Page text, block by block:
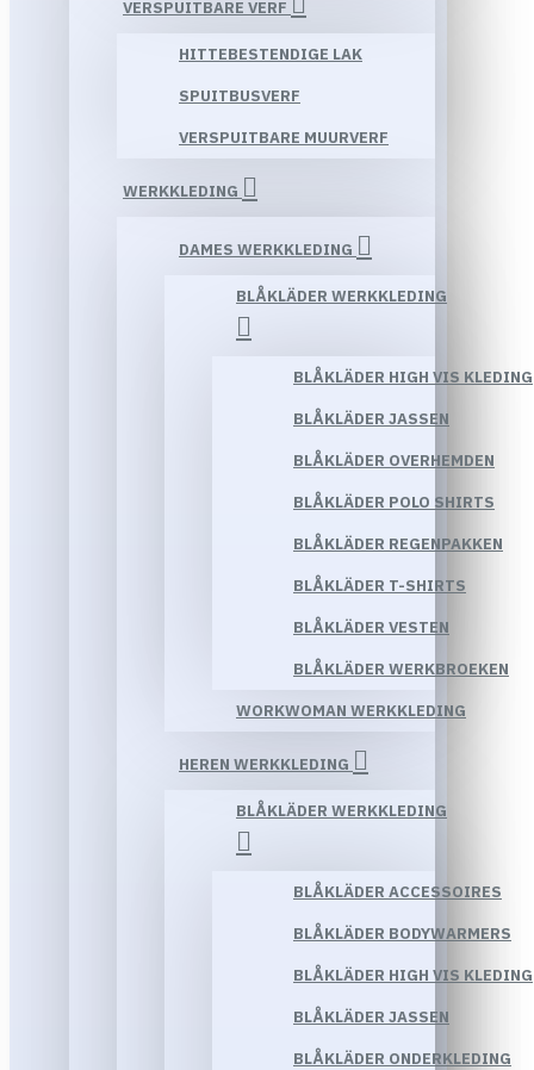
VERSPUITBARE VERF
HITTEBESTENDIGE LAK
SPUITBUSVERF
VERSPUITBARE MUURVERF
WERKKLEDING
DAMES WERKKLEDING
BLÅKLÄDER WERKKLEDING
BLÅKLÄDER HIGH VIS KLEDING
BLÅKLÄDER JASSEN
BLÅKLÄDER OVERHEMDEN
BLÅKLÄDER POLO SHIRTS
BLÅKLÄDER REGENPAKKEN
BLÅKLÄDER T-SHIRTS
BLÅKLÄDER VESTEN
BLÅKLÄDER WERKBROEKEN
WORKWOMAN WERKKLEDING
HEREN WERKKLEDING
BLÅKLÄDER WERKKLEDING
BLÅKLÄDER ACCESSOIRES
BLÅKLÄDER BODYWARMERS
BLÅKLÄDER HIGH VIS KLEDING
BLÅKLÄDER JASSEN
BLÅKLÄDER ONDERKLEDING